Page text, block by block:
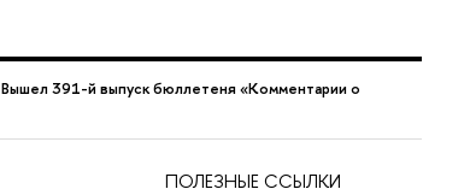
Вышел 391-й выпуск бюллетеня «Комментарии о
ПОЛЕЗНЫЕ ССЫЛКИ